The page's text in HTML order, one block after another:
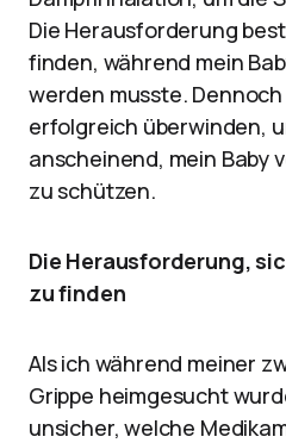
Die Herausforderung
finden, während mein
werden musste.
erfolgreich überwinden,
anscheinend, mein Baby
zu schützen.
Die Herausforderung,
zu finden
Als ich während meiner
Grippe heimgesucht
unsicher, welche